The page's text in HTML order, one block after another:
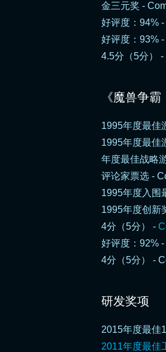
金三元奖 -
好评度：94% -
好评度：93%
4.5分（5分） -
《魔兽争
1995年度最佳
1995年度最佳
年度最佳战略
评论家票选 -
1995年度入围
1995年度创新
4分（5分） -
好评度：92%
4分（5分） -
研发奖项
2015年度最佳
2011年度最佳